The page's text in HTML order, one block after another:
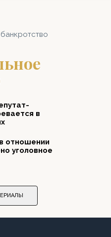
в
отношении
уголовное